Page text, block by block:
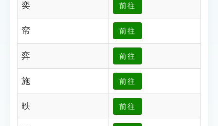
生字詞彙表
成語故事
索引選單
知識索引
生命大百科索引
奕 前往
帟 前往
弈 前往
施 前往
昳 前往